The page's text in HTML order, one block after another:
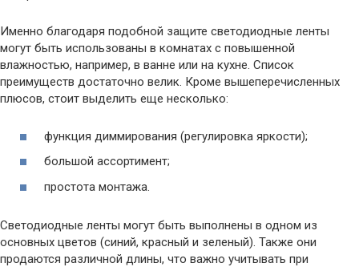
Именно благодаря подобной защите светодиодные ленты
могут быть использованы в комнатах с повышенной
влажностью, например, в ванне или на кухне. Список
преимуществ достаточно велик. Кроме вышеперечисленных
плюсов, стоит выделить еще несколько:
функция диммирования (регулировка яркости);
большой ассортимент;
простота монтажа.
Светодиодные ленты могут быть выполнены в одном из
основных цветов (синий, красный и зеленый). Также они
продаются различной длины, что важно учитывать при